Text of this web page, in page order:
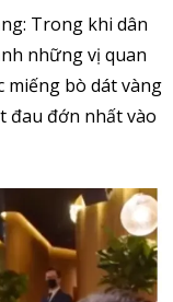
Trong khi dân
những vị quan
bò dát vàng
đau đớn nhất vào